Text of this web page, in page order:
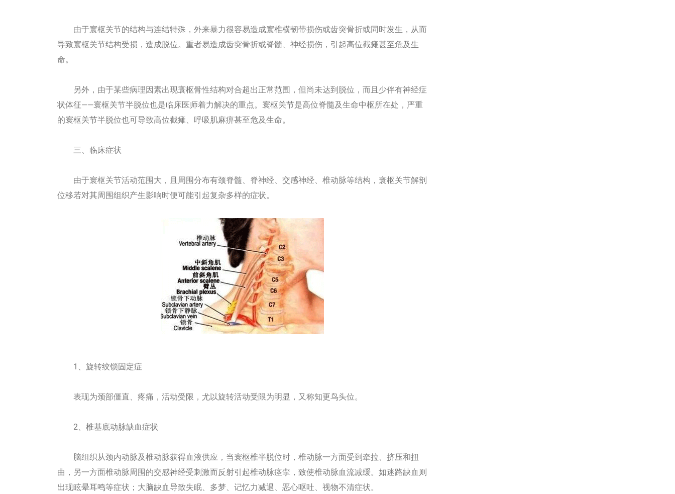
由于寰枢关节的结构与连结特殊，外来暴力很容易造成寰椎横韧带损伤或齿突骨折或同时发生，从而
导致寰枢关节结构受损，造成脱位。重者易造成齿突骨折或脊髓、神经损伤，引起高位截瘫甚至危及生
命。
另外，由于某些病理因素出现寰枢骨性结构对合超出正常范围，但尚未达到脱位，而且少伴有神经症
状体征——寰枢关节半脱位也是临床医师着力解决的重点。寰枢关节是高位脊髓及生命中枢所在处，严重
的寰枢关节半脱位也可导致高位截瘫、呼吸肌麻痹甚至危及生命。
三、临床症状
由于寰枢关节活动范围大，且周围分布有颈脊髓、脊神经、交感神经、椎动脉等结构，寰枢关节解剖
位移若对其周围组织产生影响时便可能引起复杂多样的症状。
1、旋转绞锁固定症
表现为颈部僵直、疼痛，活动受限，尤以旋转活动受限为明显，又称知更鸟头位。
2、椎基底动脉缺血症状
脑组织从颈内动脉及椎动脉获得血液供应，当寰枢椎半脱位时，椎动脉一方面受到牵拉、挤压和扭
曲，另一方面椎动脉周围的交感神经受刺激而反射引起椎动脉痉挛，致使椎动脉血流减缓。如迷路缺血则
出现眩晕耳鸣等症状；大脑缺血导致失眠、多梦、记忆力减退、恶心呕吐、视物不清症状。